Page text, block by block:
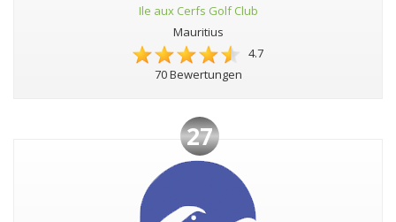
Ile aux Cerfs Golf Club
Mauritius
4.7
70 Bewertungen
27